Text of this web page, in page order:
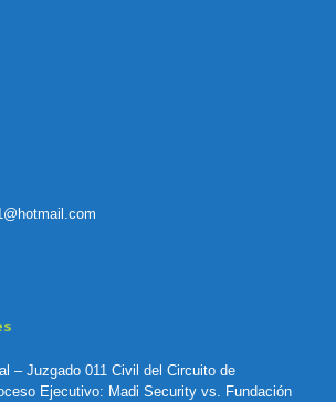
– Juzgado 011 Civil del Circuito de
Ejecutivo: Madi Security vs. Fundación